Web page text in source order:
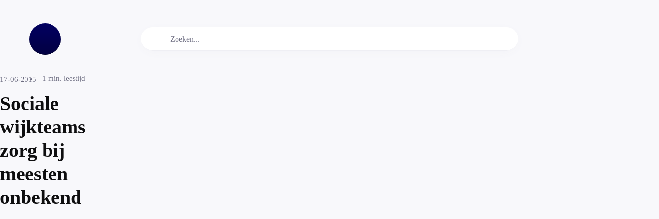
17-06-2015 1 min. leestijd
Sociale
wijkteams
zorg bij
meesten
onbekend